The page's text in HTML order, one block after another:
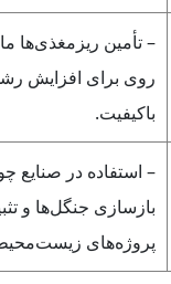
– تأمین ریزمغذی‌ها
روی برای افزایش
باکیفیت.
– استفاده در صنایع
بازسازی جنگل‌ها و
پروژه‌های